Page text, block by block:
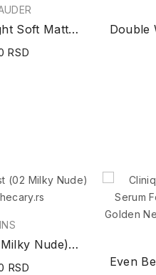
Double Wear Light Soft Matte Hydra Makeup 1N2 ECR
RSD
Milky Boost (02 Milky Nude) 50ml
RSD